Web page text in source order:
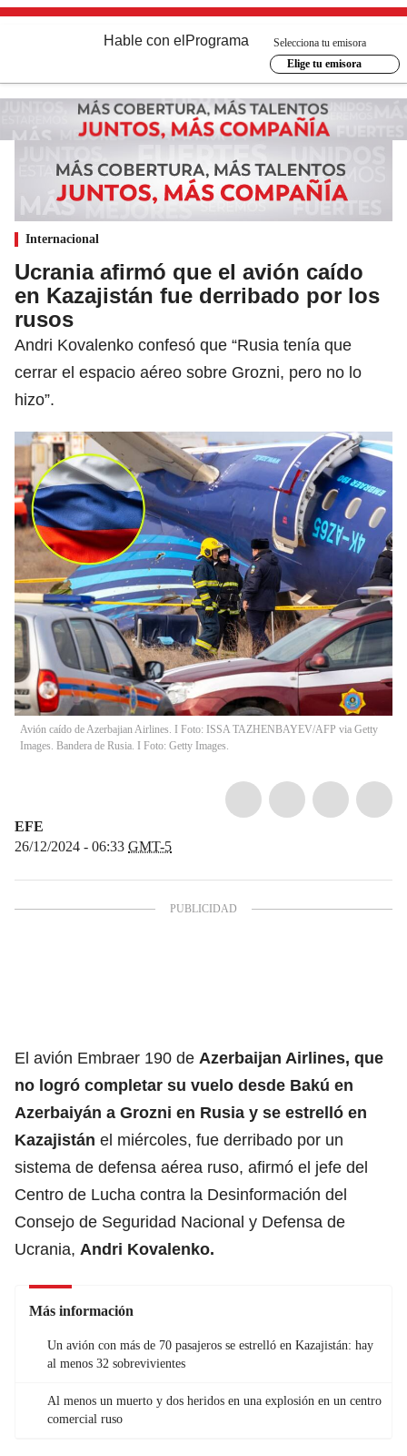
Hable con el Programa
Selecciona tu emisora
Elige tu emisora
Internacional
Ucrania afirmó que el avión caído
en Kazajistán fue derribado por los
rusos
Andri Kovalenko confesó que “Rusia tenía que
cerrar el espacio aéreo sobre Grozni, pero no lo
hizo”.
Avión caído de Azerbajian Airlines. I Foto: ISSA TAZHENBAYEV/AFP via Getty
Images. Bandera de Rusia. I Foto: Getty Images.
EFE
26/12/2024 - 06:33 GMT-5
El avión Embraer 190 de Azerbaijan Airlines, que
no logró completar su vuelo desde Bakú en
Azerbaiyán a Grozni en Rusia y se estrelló en
Kazajistán el miércoles, fue derribado por un
sistema de defensa aérea ruso, afirmó el jefe del
Centro de Lucha contra la Desinformación del
Consejo de Seguridad Nacional y Defensa de
Ucrania, Andri Kovalenko.
Más información
Un avión con más de 70 pasajeros se estrelló en Kazajistán: hay
al menos 32 sobrevivientes
Al menos un muerto y dos heridos en una explosión en un centro
comercial ruso